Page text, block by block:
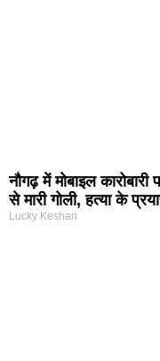
नौगढ़ में मोबाइल
से मारी गोली, हत्या के
Lucky Keshari